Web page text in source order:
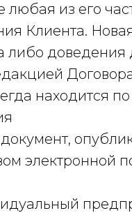
любая из его
Клиента.
либо
находится
электронной